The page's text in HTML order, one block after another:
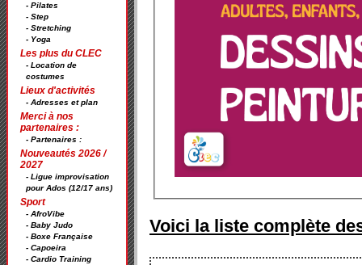
- Pilates
- Step
- Stretching
- Yoga
Les plus du CLEC
- Location de
costumes
Lieux d'activités
- Adresses et plan
Merci à nos
partenaires :
- Partenaires :
Nouveautés 2026 /
2027
- Ligue improvisation
pour Ados (12/17 ans)
Sport
- AfroVibe
- Baby Judo
- Boxe Française
- Capoeira
- Cardio Training
Voici la liste complète